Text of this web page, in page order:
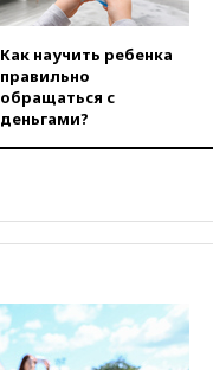
Как научить ребенка
правильно
обращаться с
деньгами?